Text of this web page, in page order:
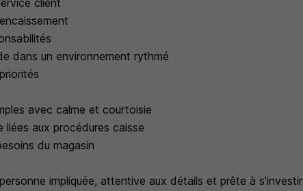
client
dans un environnement rythmé
avec calme et courtoisie
aux procédures caisse
du magasin
impliquée, attentive aux détails et prête à s'investir